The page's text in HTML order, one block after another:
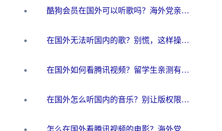
酷狗会员在国外可以听歌吗？海外党亲测有效：3步解决音乐权限难题
在国外无法听国内的歌？别慌，这样操作就能畅听QQ音乐（附亲测加速器推荐）
在国外如何看腾讯视频？留学生亲测有效的回国加速方案
在国外怎么听国内的音乐？别让版权限制断了你的华语歌单